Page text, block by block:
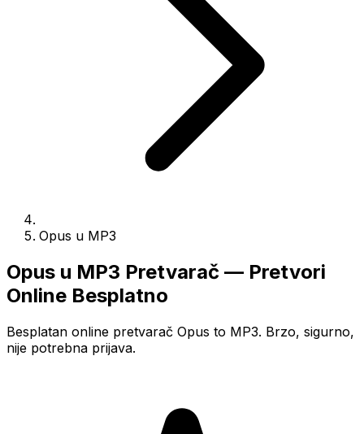
Opus u MP3
Opus u MP3 Pretvarač — Pretvori
Online Besplatno
Besplatan online pretvarač Opus to MP3. Brzo, sigurno,
nije potrebna prijava.